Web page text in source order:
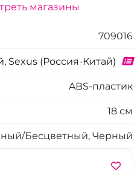
магазины
709016
Sexus (Россия-Китай)
ABS-пластик
18 см
Бесцветный, Черный